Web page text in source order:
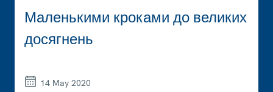
Маленькими кроками до великих
досягнень
14 May 2020